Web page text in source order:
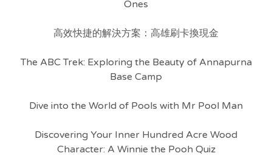
Ones
高效快捷的解決方案：高雄刷卡換現金
The ABC Trek: Exploring the Beauty of Annapurna
Base Camp
Dive into the World of Pools with Mr Pool Man
Discovering Your Inner Hundred Acre Wood
Character: A Winnie the Pooh Quiz